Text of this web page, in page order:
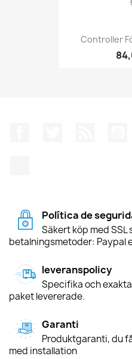
Controller
Política de
Säkert köp med
betalningsmetoder: Paypal
leveranspolicy
Specifika och
paket levererade.
Garanti
Produktgaranti, du
med installation